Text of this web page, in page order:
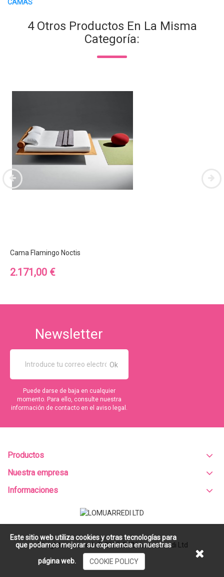
CAMAS
4 Otros Productos En La Misma
Categoría:
Cama Flamingo Noctis
Precio
2.171,00 €
Newsletter
Puede darse de baja en cualquier
momento. Para ello, consulte nuestra
información de contacto en el aviso legal.
Productos
Nuestra empresa
Informaciones
Este sitio web utiliza cookies y otras tecnologías para
que podamos mejorar su experiencia en nuestras
página web.
COOKIE POLICY
All rights reserved. © 2015-2026Lomuarredi Ltd